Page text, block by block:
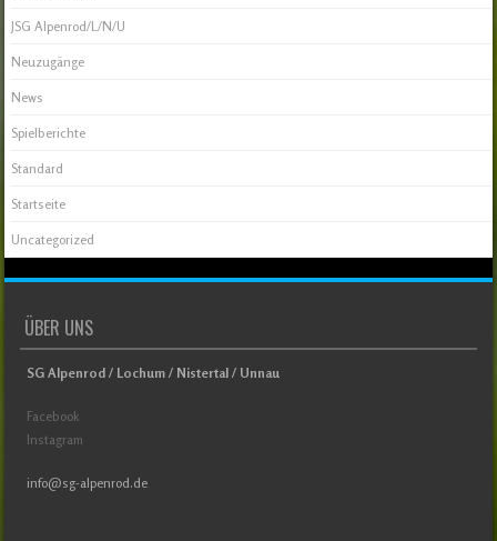
JSG Alpenrod/L/N/U
Neuzugänge
News
Spielberichte
Standard
Startseite
Uncategorized
ÜBER UNS
SG Alpenrod / Lochum / Nistertal / Unnau
Facebook
Instagram
info@sg-alpenrod.de